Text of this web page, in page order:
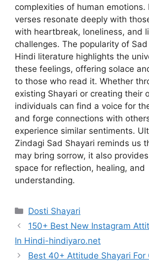
complexities of human emotions.
verses resonate deeply with
with heartbreak, loneliness, and
challenges. The popularity of
Hindi literature highlights the
these feelings, offering solace
to those who read it. Whether
existing Shayari or creating their
individuals can find a voice for
and forge connections with
experience similar sentiments.
Zindagi Sad Shayari reminds us
may bring sorrow, it also
space for reflection, healing, and
understanding.
Categories
Dosti Shayari
150+ Best New Instagram
In Hindi-hindiyaro.net
Best 40+ Attitude Shayari For